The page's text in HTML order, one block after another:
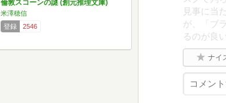
倫敦スコーンの謎 (創元推理文庫)
米澤穂信
登録
2546
見事に当
が、「ブ
るのが良
ナイ